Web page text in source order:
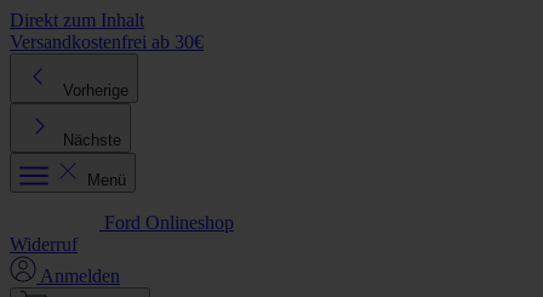
Direkt zum Inhalt
Versandkostenfrei ab 30€
Vorherige
Nächste
Menü
Ford Onlineshop
Widerruf
Anmelden